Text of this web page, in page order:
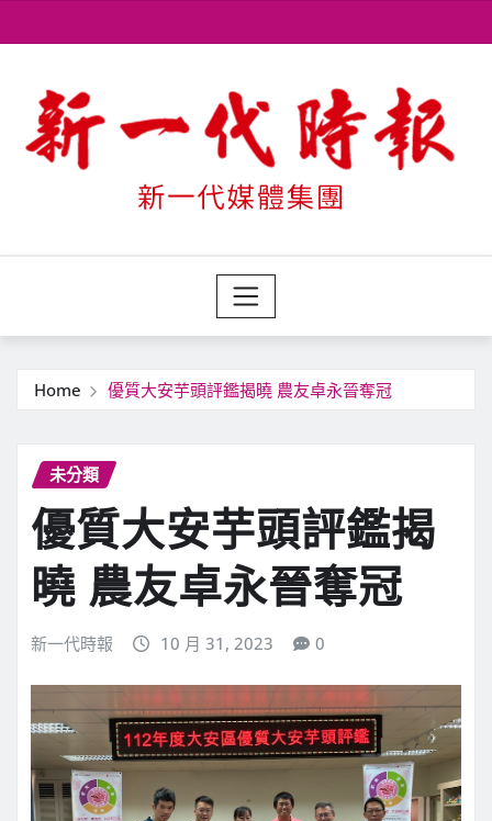
to
Home 優質大安芋頭評鑑揭曉 農友卓永晉奪冠
未分類
優質大安芋頭評鑑揭
曉 農友卓永晉奪冠
新一代時報 10 月 31, 2023 0